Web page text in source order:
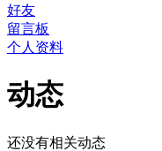
好友
留言板
个人资料
动态
还没有相关动态